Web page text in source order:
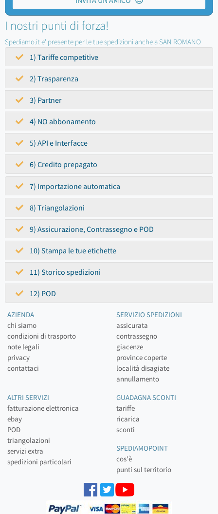
I nostri punti di forza!
Spediamo.it e' presente per le tue spedizioni anche a SAN ROMANO
1) Tariffe competitive
2) Trasparenza
3) Partner
4) NO abbonamento
5) API e Interfacce
6) Credito prepagato
7) Importazione automatica
8) Triangolazioni
9) Assicurazione, Contrassegno e POD
10) Stampa le tue etichette
11) Storico spedizioni
12) POD
AZIENDA
chi siamo
condizioni di trasporto
note legali
privacy
contattaci
SERVIZIO SPEDIZIONI
assicurata
contrassegno
giacenze
province coperte
località disagiate
annullamento
ALTRI SERVIZI
fatturazione elettronica
ebay
POD
triangolazioni
servizi extra
spedizioni particolari
GUADAGNA SCONTI
tariffe
ricarica
sconti
SPEDIAMOPOINT
cos'è
punti sul territorio